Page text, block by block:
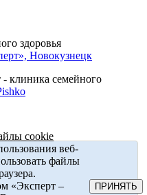
- клиника семейного
cookie
веб-
файлы
«Эксперт –
ПРИНЯТЬ